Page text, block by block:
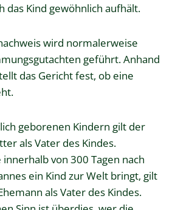
das Kind gewöhnlich aufhält.
wird normalerweise
geführt. Anhand
das Gericht fest, ob eine
geborenen Kindern gilt der
als Vater des Kindes.
von 300 Tagen nach
ein Kind zur Welt bringt, gilt
als Vater des Kindes.